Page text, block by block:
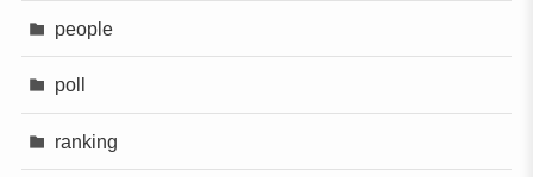
people
poll
ranking